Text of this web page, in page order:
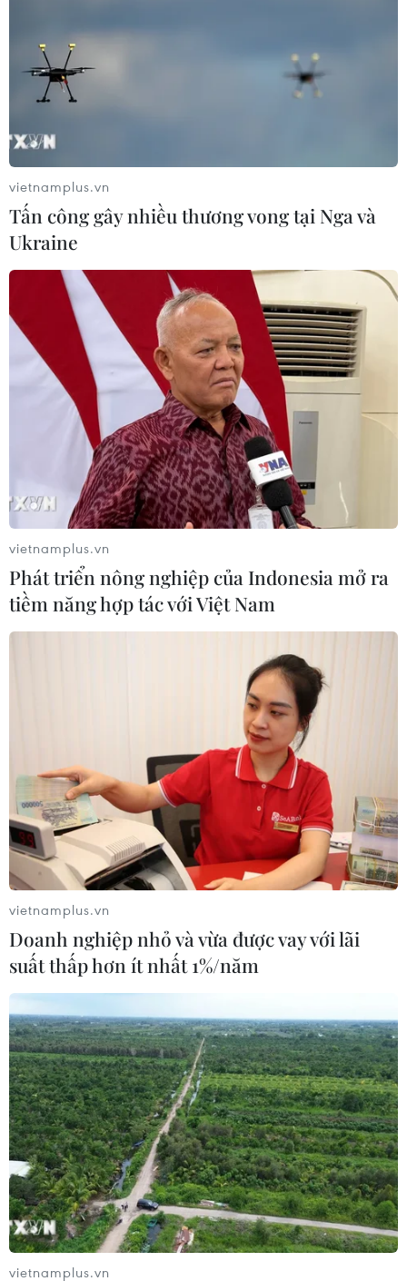
trong môn thể thao cổ đại
12/04/2023 06:42
Bảng tính điểm có hình tròn với đường kính 32cm và
được khắc các ký tự tượng hình, ở giữa là hình khắc mô
tả hai vận động viên đang thi đấu.
Lào phát hiện nhiều tượng Phật bằng vàng
cùng nhiều cổ vật quý
28/04/2023 10:08
Trong một hang động ở làng Nadee, huyện Viengthong,
tỉnh Bolikhamxay, miền Trung Lào, người dân đã phát
chiêng, được cho là những cổ vật quý.
Các nhà khảo cổ Trung Quốc phát hiện bia
đá cổ từ thời nhà Thanh
04/05/2023 22:05
Tấm bia đá màu xám xanh có từ năm 1735, được khắc
chữ ở cả hai mặt với nội dung mô tả tình trạng kinh tế
và xã hội địa phương vào thời điểm đó cùng những
thay đổi về phân bố các dòng sông.
vietnamplus.vn
Tấn công gây nhiều thương vong tại Nga và
Ukraine
vietnamplus.vn
Phát triển nông nghiệp của Indonesia mở ra
tiềm năng hợp tác với Việt Nam
vietnamplus.vn
Doanh nghiệp nhỏ và vừa được vay với lãi
suất thấp hơn ít nhất 1%/năm
vietnamplus.vn